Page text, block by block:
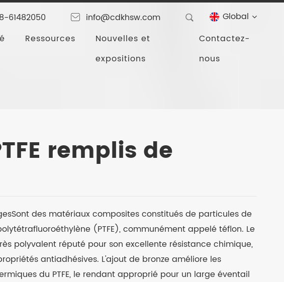
61482050 info@cdkhsw.com
Global
Ressources
Nouvelles et
expositions
Contactez-
nous
remplis de
Sont des matériaux composites constitués de particules de
(PTFE), communément appelé téflon. Le
polyvalent réputé pour son excellente résistance chimique,
antiadhésives. L'ajout de bronze améliore les
du PTFE, le rendant approprié pour un large éventail